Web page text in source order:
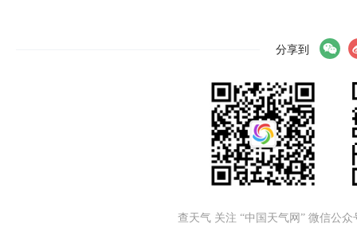
分享到
查天气 关注 “中国天气网” 微信公众